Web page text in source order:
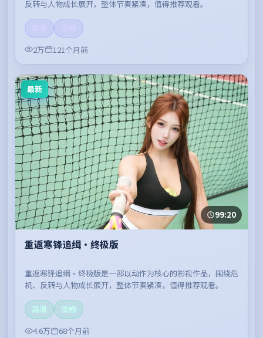
反转与人物成长展开，整体节奏紧凑，值得推荐观看。
2万
121个月前
最新
99:20
重返寒锋追缉·终极版
重返寒锋追缉·终极版是一部以动作为核心的影视作品，围绕危
机、反转与人物成长展开，整体节奏紧凑，值得推荐观看。
高清
流畅
4.6万
68个月前